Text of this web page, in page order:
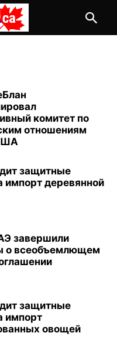
комитет по
отношениям
защитные
импорт деревянной
завершили
о всеобъемлющем
защитные
импорт
овощей